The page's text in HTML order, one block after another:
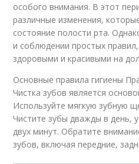
особого внимания. В этот
различные изменения,
состояние полости рта.
и соблюдении простых
здоровыми и красивыми на
Основные правила гигиены
Чистка зубов является
Используйте мягкую зубную
Чистите зубы дважды в день,
двух минут. Обратите
зубов, включая передние,